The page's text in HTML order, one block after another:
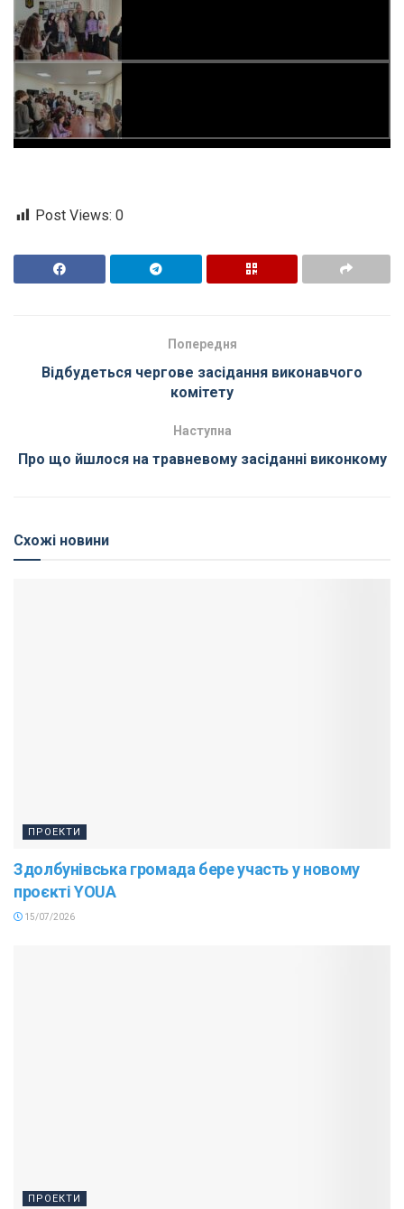
Post Views: 0
Попередня
Відбудеться чергове засідання виконавчого
комітету
Наступна
Про що йшлося на травневому засіданні виконкому
Схожі новини
ПРОЕКТИ
Здолбунівська громада бере участь у новому
проєкті YOUA
15/07/2026
ПРОЕКТИ